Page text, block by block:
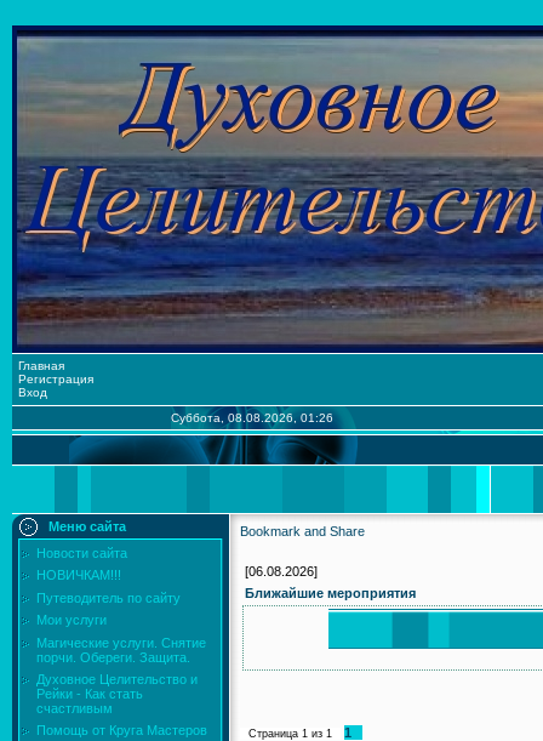
Главная
Регистрация
Вход
Суббота, 08.08.2026, 01:26
Меню сайта
Новости сайта
НОВИЧКАМ!!!
Путеводитель по сайту
Мои услуги
Магические услуги. Снятие
порчи. Обереги. Защита.
Духовное Целительство и
Рейки - Как стать
счастливым
Помощь от Круга Мастеров
[06.08.2026]
Ближайшие мероприятия
Страница 1 из 1 1